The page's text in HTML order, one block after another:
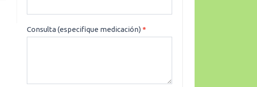
Consulta (especifique medicación)*